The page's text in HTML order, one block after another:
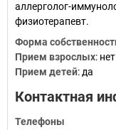
аллерголог-
физиотерапевт.
Форма
Прием взрослых: нет
Прием детей: да
Контактная
Телефоны